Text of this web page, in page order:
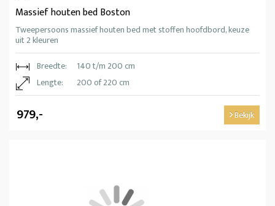
Massief houten bed Boston
Tweepersoons massief houten bed met stoffen hoofdbord, keuze
uit 2 kleuren
Breedte:
140 t/m 200 cm
Lengte:
200 of 220 cm
979,- Bekijk